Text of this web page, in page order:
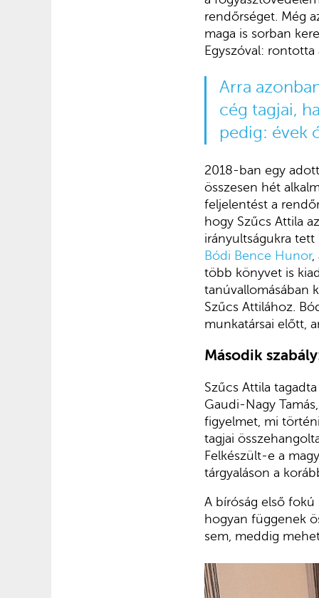
rendőrséget. Még
maga is sorban
Egyszóval: rontotta
Arra
cég tagjai,
pedig: évek
2018-ban egy
összesen hét
feljelentést a
hogy Szűcs Attila
irányultságukra
Bódi Bence Hunor,
több könyvet is
tanúvallomásában
Szűcs Attilához.
munkatársai előtt,
Második
Szűcs Attila
Gaudi-Nagy
figyelmet, mi
tagjai
Felkészült-e a
tárgyaláson a
A bíróság első
hogyan függenek
sem, meddig